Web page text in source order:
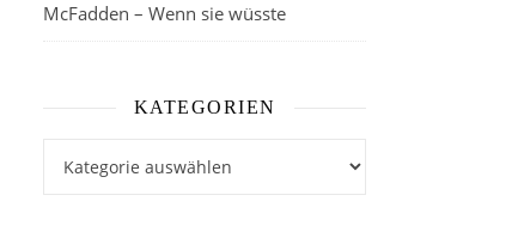
McFadden – Wenn sie wüsste
KATEGORIEN